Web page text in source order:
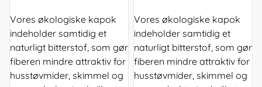
Vores økologiske kapok
indeholder samtidig et
naturligt bitterstof, som gør
fiberen mindre attraktiv for
husstøvmider, skimmel og
Vores økologiske kapok
indeholder samtidig et
naturligt bitterstof, som gør
fiberen mindre attraktiv for
husstøvmider, skimmel og